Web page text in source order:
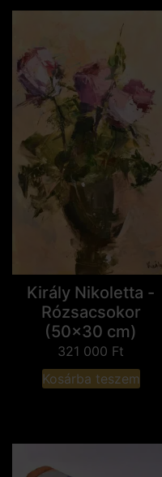
Király Nikoletta -
Rózsacsokor
(50x30 cm)
321 000 Ft
Kosárba teszem